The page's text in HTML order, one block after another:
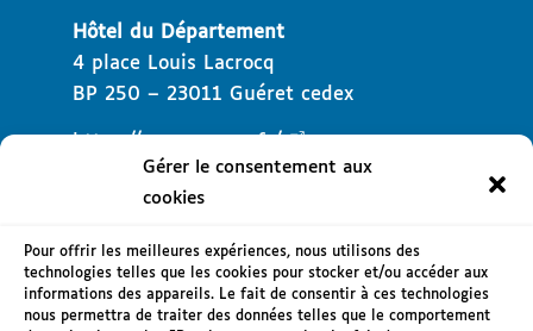
Hôtel du Département
4 place Louis Lacrocq
BP 250 – 23011 Guéret cedex
Mentions légales
Gérer le consentement aux
cookies
Pour offrir les meilleures expériences, nous utilisons des
technologies telles que les cookies pour stocker et/ou accéder aux
informations des appareils. Le fait de consentir à ces technologies
nous permettra de traiter des données telles que le comportement